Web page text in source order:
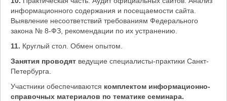
информационного содержания и посещаемости сайта.
Выявление несоответствий требованиям Федерального
закона № 8-ФЗ, рекомендации по их устранению.
11. Круглый стол. Обмен опытом.
Занятия проводят ведущие специалисты-практики Санкт-
Петербурга.
Участники обеспечиваются комплектом информационно-
справочных материалов по тематике семинара.